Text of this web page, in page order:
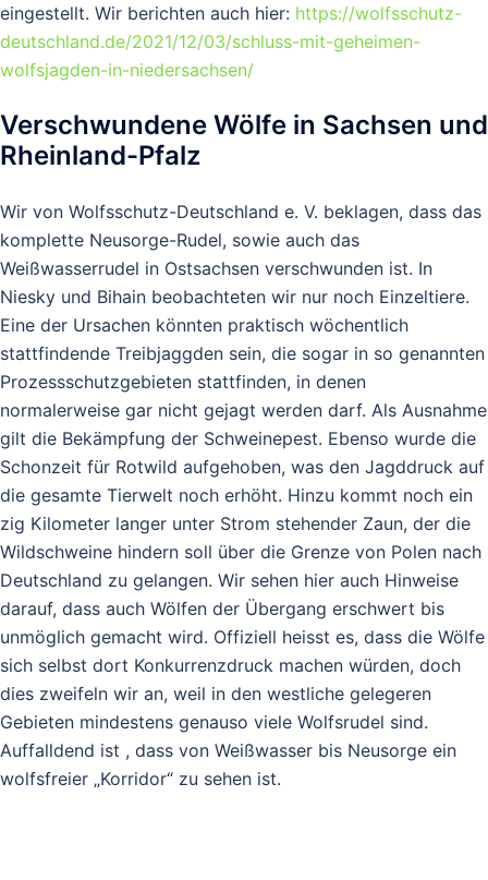
eingestellt. Wir berichten auch hier: https://wolfsschutz-
deutschland.de/2021/12/03/schluss-mit-geheimen-
wolfsjagden-in-niedersachsen/
Verschwundene Wölfe in Sachsen und
Rheinland-Pfalz
Wir von Wolfsschutz-Deutschland e. V. beklagen, dass das
komplette Neusorge-Rudel, sowie auch das
Weißwasserrudel in Ostsachsen verschwunden ist. In
Niesky und Bihain beobachteten wir nur noch Einzeltiere.
Eine der Ursachen könnten praktisch wöchentlich
stattfindende Treibjaggden sein, die sogar in so genannten
Prozessschutzgebieten stattfinden, in denen
normalerweise gar nicht gejagt werden darf. Als Ausnahme
gilt die Bekämpfung der Schweinepest. Ebenso wurde die
Schonzeit für Rotwild aufgehoben, was den Jagddruck auf
die gesamte Tierwelt noch erhöht. Hinzu kommt noch ein
zig Kilometer langer unter Strom stehender Zaun, der die
Wildschweine hindern soll über die Grenze von Polen nach
Deutschland zu gelangen. Wir sehen hier auch Hinweise
darauf, dass auch Wölfen der Übergang erschwert bis
unmöglich gemacht wird. Offiziell heisst es, dass die Wölfe
sich selbst dort Konkurrenzdruck machen würden, doch
dies zweifeln wir an, weil in den westliche gelegeren
Gebieten mindestens genauso viele Wolfsrudel sind.
Auffalldend ist , dass von Weißwasser bis Neusorge ein
wolfsfreier „Korridor“ zu sehen ist.